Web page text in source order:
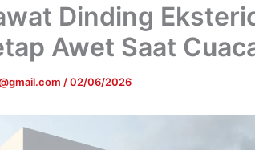
Dinding
Awet Saat
/02/06/2026